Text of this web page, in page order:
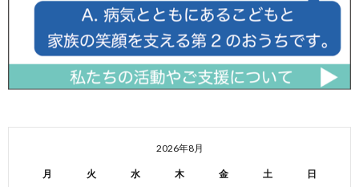
2026年8月
月 火 水 木 金 土 日